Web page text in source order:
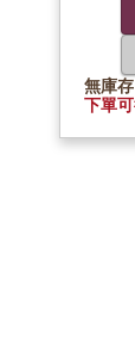
無庫
下單